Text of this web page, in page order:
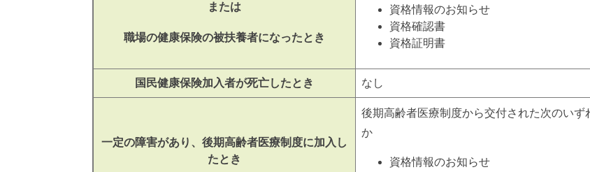
または
職場の健康保険の被扶養者になったとき
資格情報のお知らせ
資格確認書
資格証明書
国民健康保険加入者が死亡したとき なし
一定の障害があり、後期高齢者医療制度に加入し
たとき
後期高齢者医療制度から交付された次のいず
か
資格情報のお知らせ